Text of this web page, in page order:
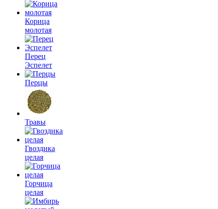
Корица
молотая
Перец
Эспелет
Перцы
Травы
Гвоздика
целая
Горчица
целая